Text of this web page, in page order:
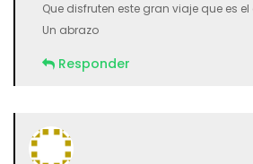
Que disfruten este gran viaje que es
Un abrazo
Responder